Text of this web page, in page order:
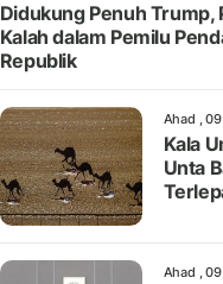
Didukung Penuh Trump,
Kalah dalam Pemilu
Republik
Ahad ,
Kala
Unta
Ahad ,